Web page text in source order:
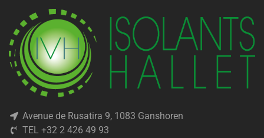
Avenue de Rusatira 9, 1083 Ganshoren
TEL +32 2 426 49 93